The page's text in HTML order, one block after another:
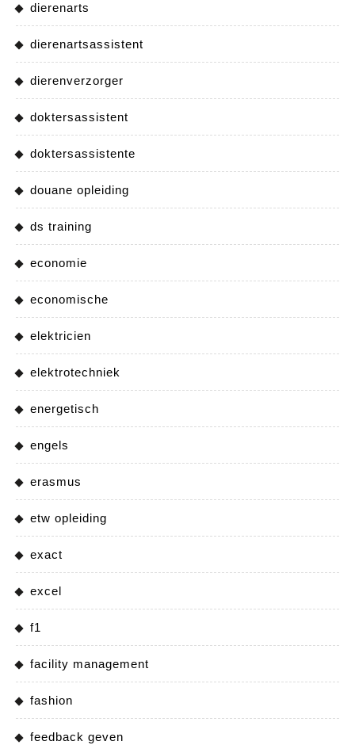
dierenarts
dierenartsassistent
dierenverzorger
doktersassistent
doktersassistente
douane opleiding
ds training
economie
economische
elektricien
elektrotechniek
energetisch
engels
erasmus
etw opleiding
exact
excel
f1
facility management
fashion
feedback geven